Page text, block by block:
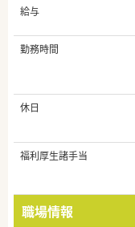
給与
勤務時間
休日
福利厚生諸手当
職場情報